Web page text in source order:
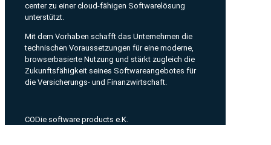
center zu einer cloud-fähigen Softwarelösung
unterstützt.
Mit dem Vorhaben schafft das Unternehmen die
technischen Voraussetzungen für eine moderne,
browserbasierte Nutzung und stärkt zugleich die
Zukunftsfähigkeit seines Softwareangebotes für
die Versicherungs- und Finanzwirtschaft.
CODie software products e.K.